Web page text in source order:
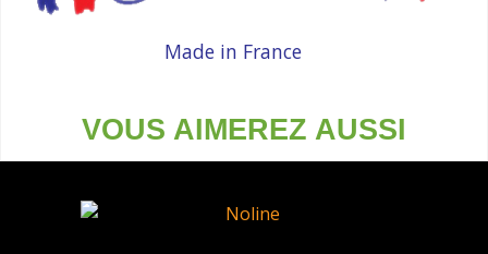
Made in France
VOUS AIMEREZ AUSSI